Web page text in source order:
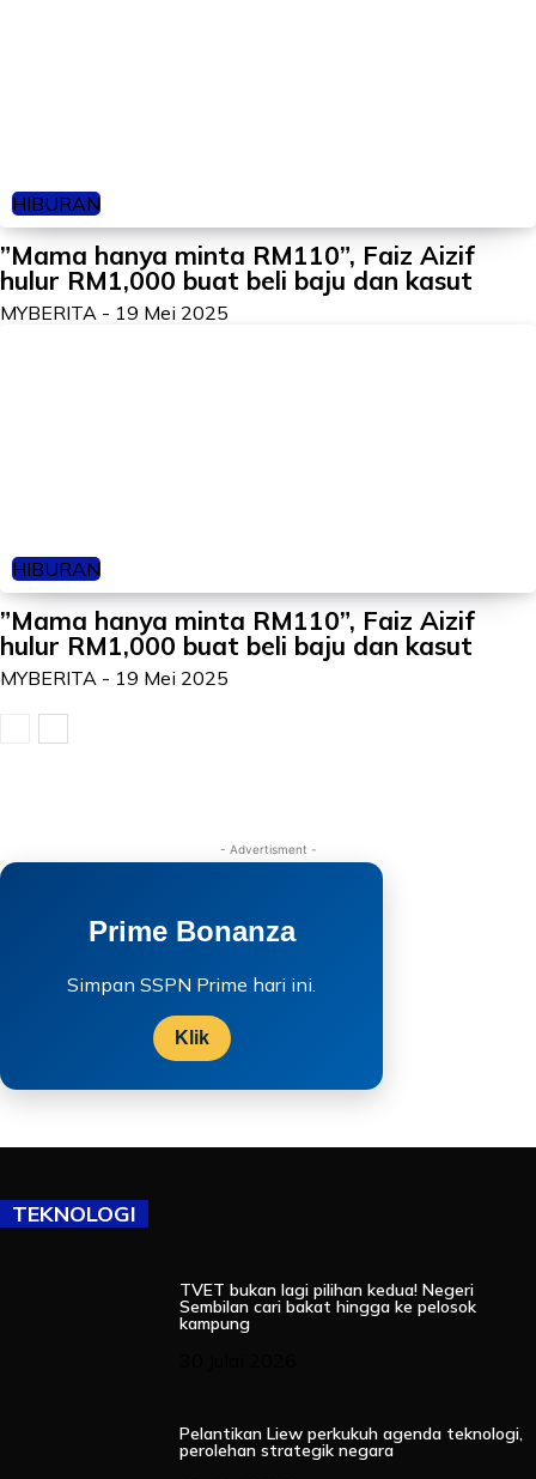
HIBURAN
”Mama hanya minta RM110”, Faiz Aizif
hulur RM1,000 buat beli baju dan kasut
MYBERITA - 19 Mei 2025
HIBURAN
”Mama hanya minta RM110”, Faiz Aizif
hulur RM1,000 buat beli baju dan kasut
MYBERITA - 19 Mei 2025
- Advertisment -
Prime Bonanza
Simpan SSPN Prime hari ini.
Klik
TEKNOLOGI
TVET bukan lagi pilihan kedua! Negeri
Sembilan cari bakat hingga ke pelosok
kampung
Pelantikan Liew perkukuh agenda teknologi,
perolehan strategik negara